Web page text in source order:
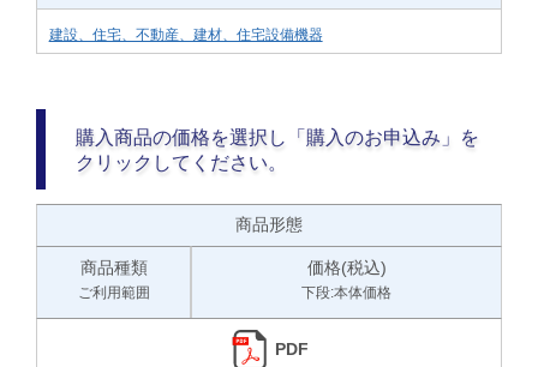
建設、住宅、不動産、建材、住宅設備機器
購入商品の価格を選択し「購入のお申込み」を
クリックしてください。
商品形態
商品種類
ご利用範囲
価格(税込)
下段:本体価格
PDF